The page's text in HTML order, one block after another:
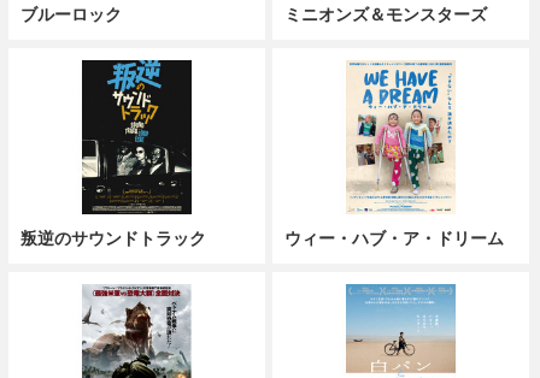
ブルーロック ミニオンズ＆モンスターズ
叛逆のサウンドトラック ウィー・ハブ・ア・ドリーム